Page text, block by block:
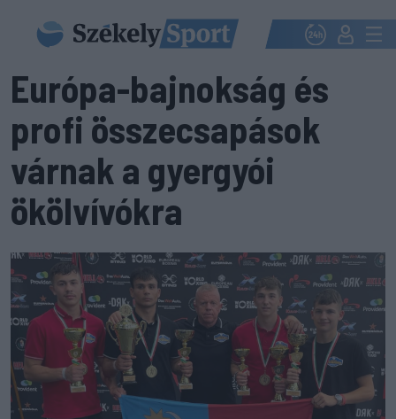
Európa-bajnokság és
profi összecsapások
várnak a gyergyói
ökölvívókra